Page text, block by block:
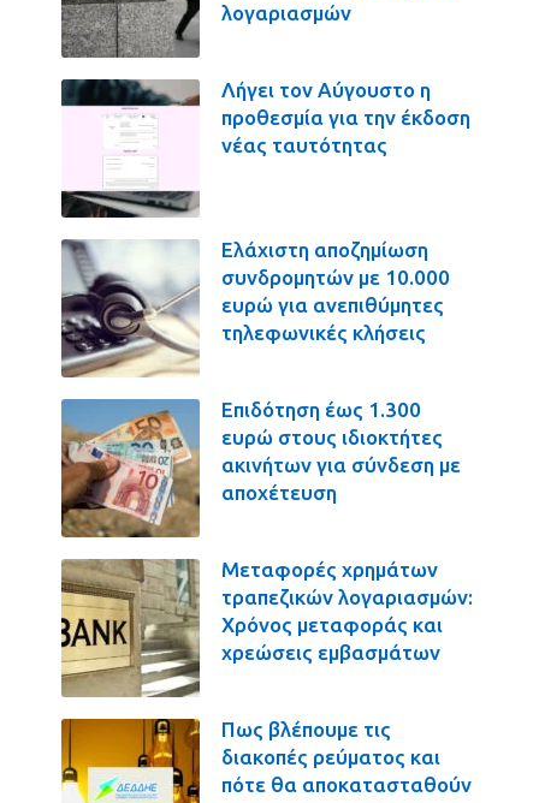
λογαριασμών
Λήγει τον Αύγουστο η
προθεσμία για την έκδοση
νέας ταυτότητας
Ελάχιστη αποζημίωση
συνδρομητών με 10.000
ευρώ για ανεπιθύμητες
τηλεφωνικές κλήσεις
Επιδότηση έως 1.300
ευρώ στους ιδιοκτήτες
ακινήτων για σύνδεση με
αποχέτευση
Μεταφορές χρημάτων
τραπεζικών λογαριασμών:
Χρόνος μεταφοράς και
χρεώσεις εμβασμάτων
Πως βλέπουμε τις
διακοπές ρεύματος και
πότε θα αποκατασταθούν